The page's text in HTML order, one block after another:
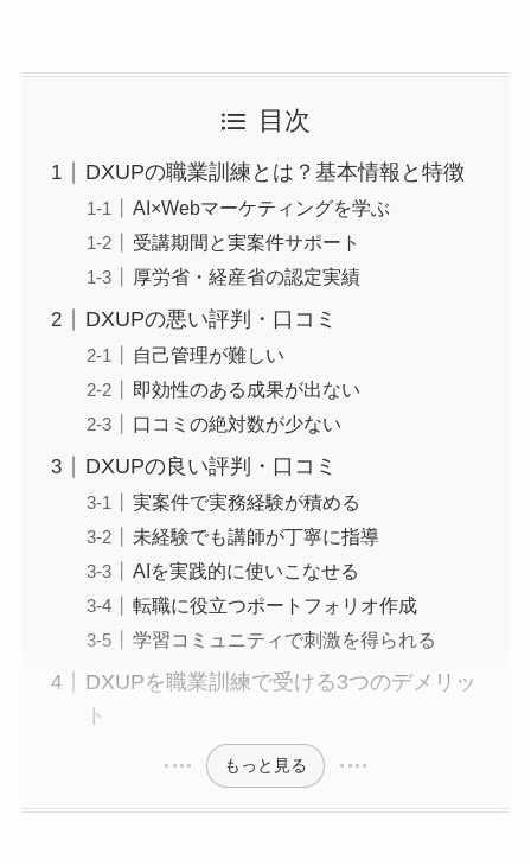
目次
DXUPの職業訓練とは？基本情報と特徴
AI×Webマーケティングを学ぶ
受講期間と実案件サポート
厚労省・経産省の認定実績
DXUPの悪い評判・口コミ
自己管理が難しい
即効性のある成果が出ない
口コミの絶対数が少ない
DXUPの良い評判・口コミ
実案件で実務経験が積める
未経験でも講師が丁寧に指導
AIを実践的に使いこなせる
転職に役立つポートフォリオ作成
学習コミュニティで刺激を得られる
DXUPを職業訓練で受ける3つのデメリッ
ト
もっと見る